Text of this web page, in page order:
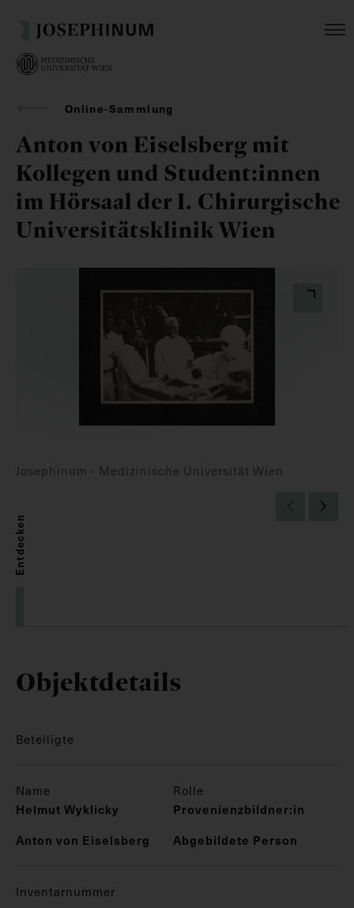
Online-Sammlung
Anton von Eiselsberg mit
Kollegen und Student:innen
im Hörsaal der I. Chirurgische
Universitätsklinik Wien
Josephinum - Medizinische Universität Wien
Entdecken
Objektdetails
Beteiligte
Name Rolle
Helmut Wyklicky
Provenienzbildner:in
Anton von Eiselsberg
Abgebildete Person
Inventarnummer